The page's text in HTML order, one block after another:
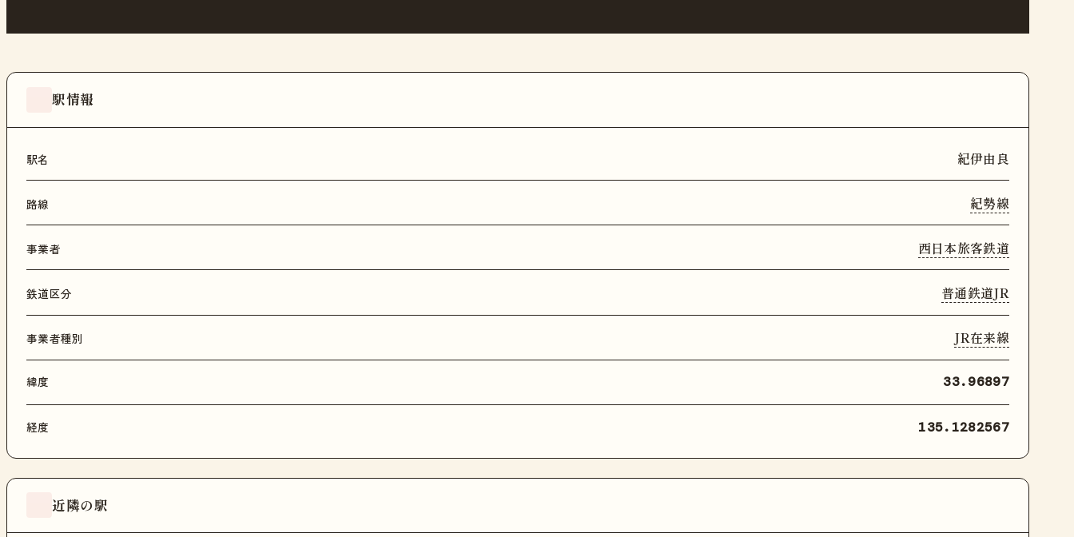
駅情報
駅名 紀伊由良
路線 紀勢線
事業者 西日本旅客鉄道
鉄道区分 普通鉄道JR
事業者種別 JR在来線
緯度 33.96897
経度 135.1282567
近隣の駅